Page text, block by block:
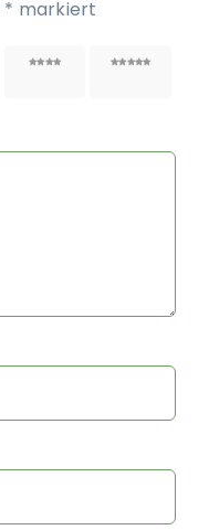
* markiert
4 von 5 von